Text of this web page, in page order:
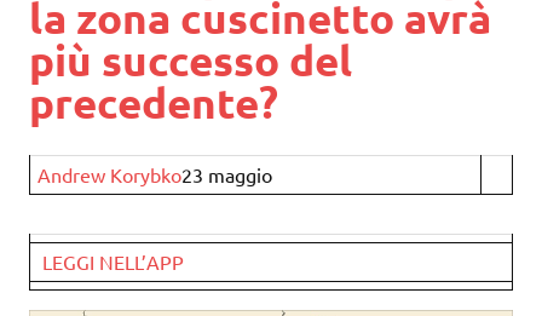
la zona cuscinetto avrà
più successo del
precedente?
Andrew Korybko23 maggio
LEGGI NELL’APP